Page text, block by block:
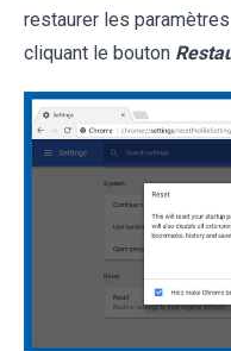
restaurer les
cliquant le bouton